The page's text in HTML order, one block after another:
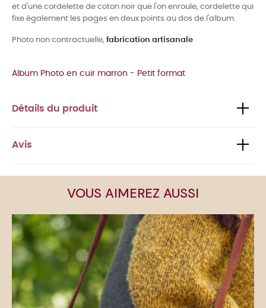
et d'une cordelette de coton noir que l'on enroule, cordelette qui
fixe également les pages en deux points au dos de l'album.
Photo non contractuelle, fabrication artisanale
Album Photo en cuir marron - Petit format
Détails du produit
Avis
VOUS AIMEREZ AUSSI